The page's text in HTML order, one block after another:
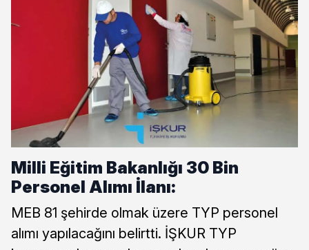
Milli Eğitim Bakanlığı 30 Bin
Personel Alımı İlanı:
MEB 81 şehirde olmak üzere TYP personel
alımı yapılacağını belirtti. İŞKUR TYP